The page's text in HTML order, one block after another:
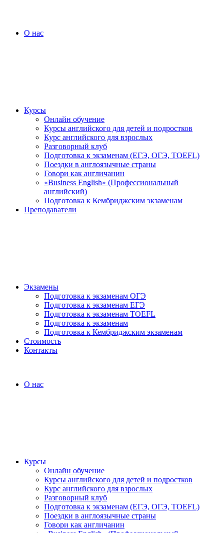
О нас
Курсы
Онлайн обучение
Курсы английского для детей и подростков
Курс английского для взрослых
Разговорный клуб
Подготовка к экзаменам (ЕГЭ, ОГЭ, TOEFL)
Поездки в англоязычные страны
Говори как англичанин
«Business English» (Профессиональный
английский)
Подготовка к Кембриджским экзаменам
Преподаватели
Экзамены
Подготовка к экзаменам ОГЭ
Подготовка к экзаменам ЕГЭ
Подготовка к экзаменам TOEFL
Подготовка к экзаменам
Подготовка к Кембриджским экзаменам
Стоимость
Контакты
О нас
Курсы
Онлайн обучение
Курсы английского для детей и подростков
Курс английского для взрослых
Разговорный клуб
Подготовка к экзаменам (ЕГЭ, ОГЭ, TOEFL)
Поездки в англоязычные страны
Говори как англичанин